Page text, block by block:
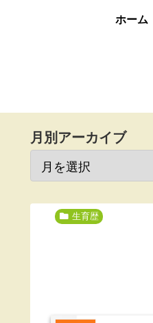
ホーム
月別アーカイブ
生育歴